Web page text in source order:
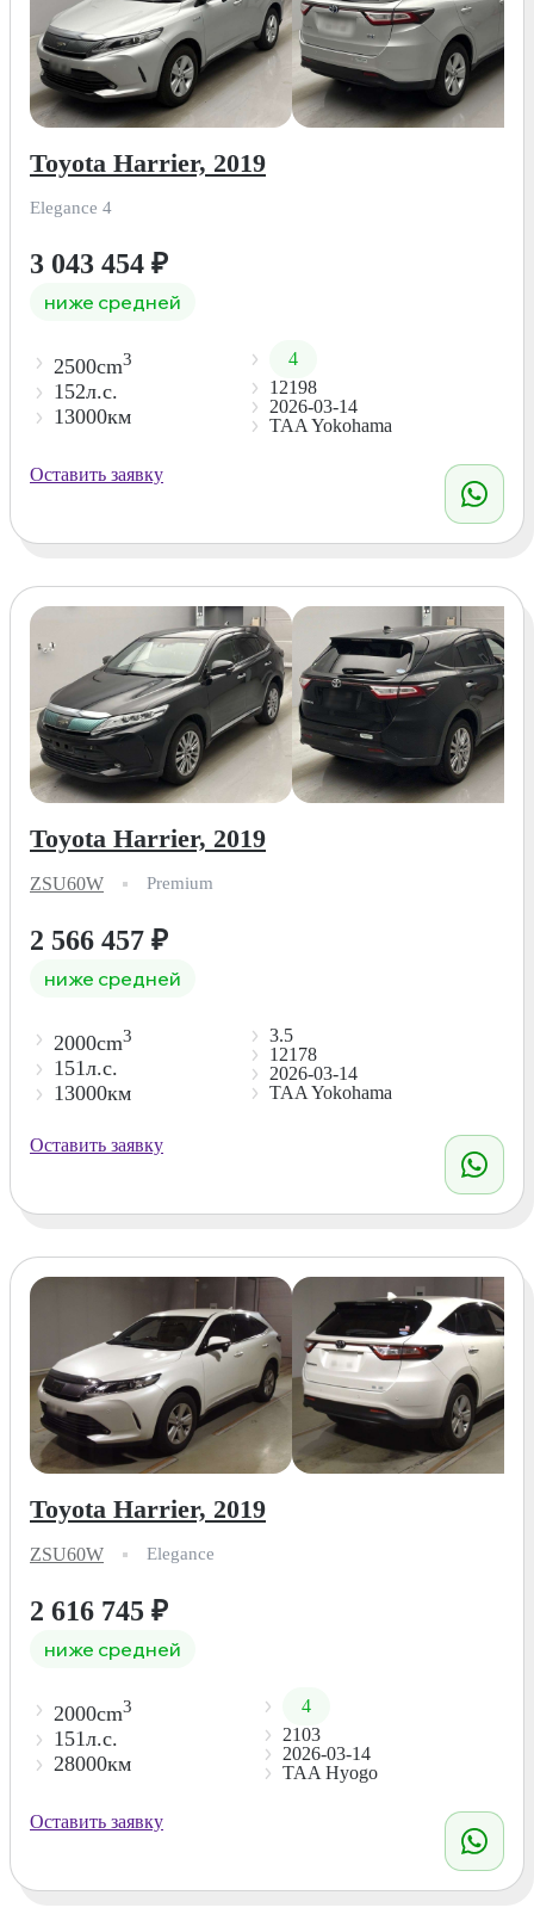
Toyota Harrier, 2019
Elegance 4
3 043 454 ₽
ниже средней
2500cm3
152л.с.
13000км
4
12198
2026-03-14
TAA Yokohama
Оставить заявку
Toyota Harrier, 2019
ZSU60W Premium
2 566 457 ₽
ниже средней
2000cm3
151л.с.
13000км
3.5
12178
2026-03-14
TAA Yokohama
Оставить заявку
Toyota Harrier, 2019
ZSU60W Elegance
2 616 745 ₽
ниже средней
2000cm3
151л.с.
28000км
4
2103
2026-03-14
TAA Hyogo
Оставить заявку